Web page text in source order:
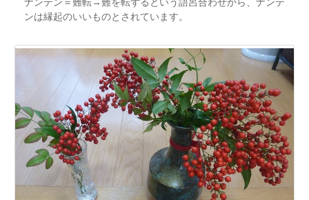
ナンテン＝難転→難を転ずるという語呂合わせから、ナンテ
ンは縁起のいいものとされています。